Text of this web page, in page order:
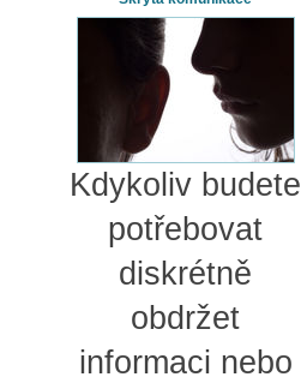
Kdykoliv budete
potřebovat
diskrétně
obdržet
informaci nebo